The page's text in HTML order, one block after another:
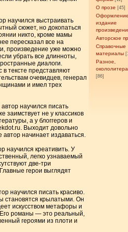
О прозе [45]
издание
Авторское
Справочные
материалы
Разное,
[86]
научился выстраивать
сюжет, но докопаться
никто, кроме мамы
пересказал все на
произведение уже можно
убрать все длинноты,
диалоги.
тексте представляют
очевидцев, генерал
и имел трех
автор научился писать
заимствует не у классиков
а у блоггеров и
Выходит довольно
начинает издаваться.
научился креативить. У
легко узнаваемый
две-три
герои выглядят
научился писать красиво.
становятся крылатыми. Он
искусством метафоры и
романы — это реальный,
героями из плоти и